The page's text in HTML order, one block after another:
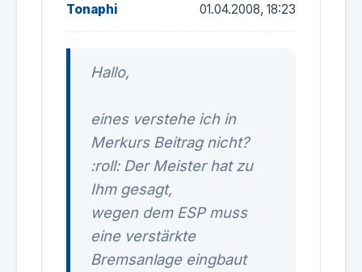
Tonaphi 01.04.2008, 18:23
Hallo,
eines verstehe ich in
Merkurs Beitrag nicht?
:roll: Der Meister hat zu
Ihm gesagt,
wegen dem ESP muss
eine verstärkte
Bremsanlage eingbaut